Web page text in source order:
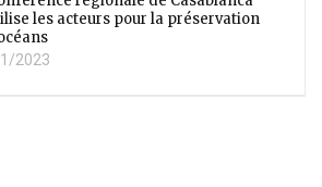
les acteurs pour la préservation
2023